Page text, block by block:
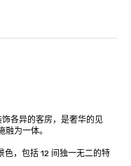
各异的客房，是奢华的见
融为一体。
色，包括 12 间独一无二的特